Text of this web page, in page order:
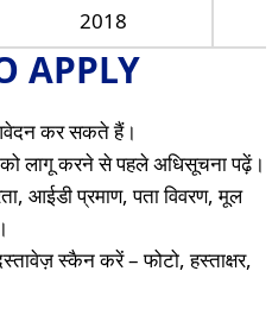
2018
APPLY
कर सकते हैं।
को लागू करने से पहले अधिसूचना पढ़ें।
आईडी प्रमाण, पता विवरण, मूल
स्कैन करें – फोटो, हस्ताक्षर,